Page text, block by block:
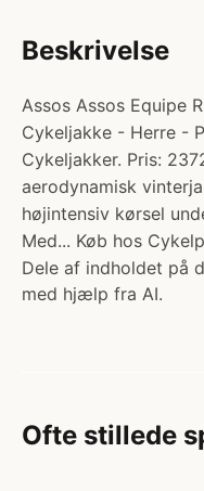
Beskrivelse
Assos Assos Equipe
Cykeljakke - Herre -
Cykeljakker. Pris:
aerodynamisk
højintensiv kørsel
Med... Køb hos
Dele af indholdet på
med hjælp fra AI.
Ofte stillede